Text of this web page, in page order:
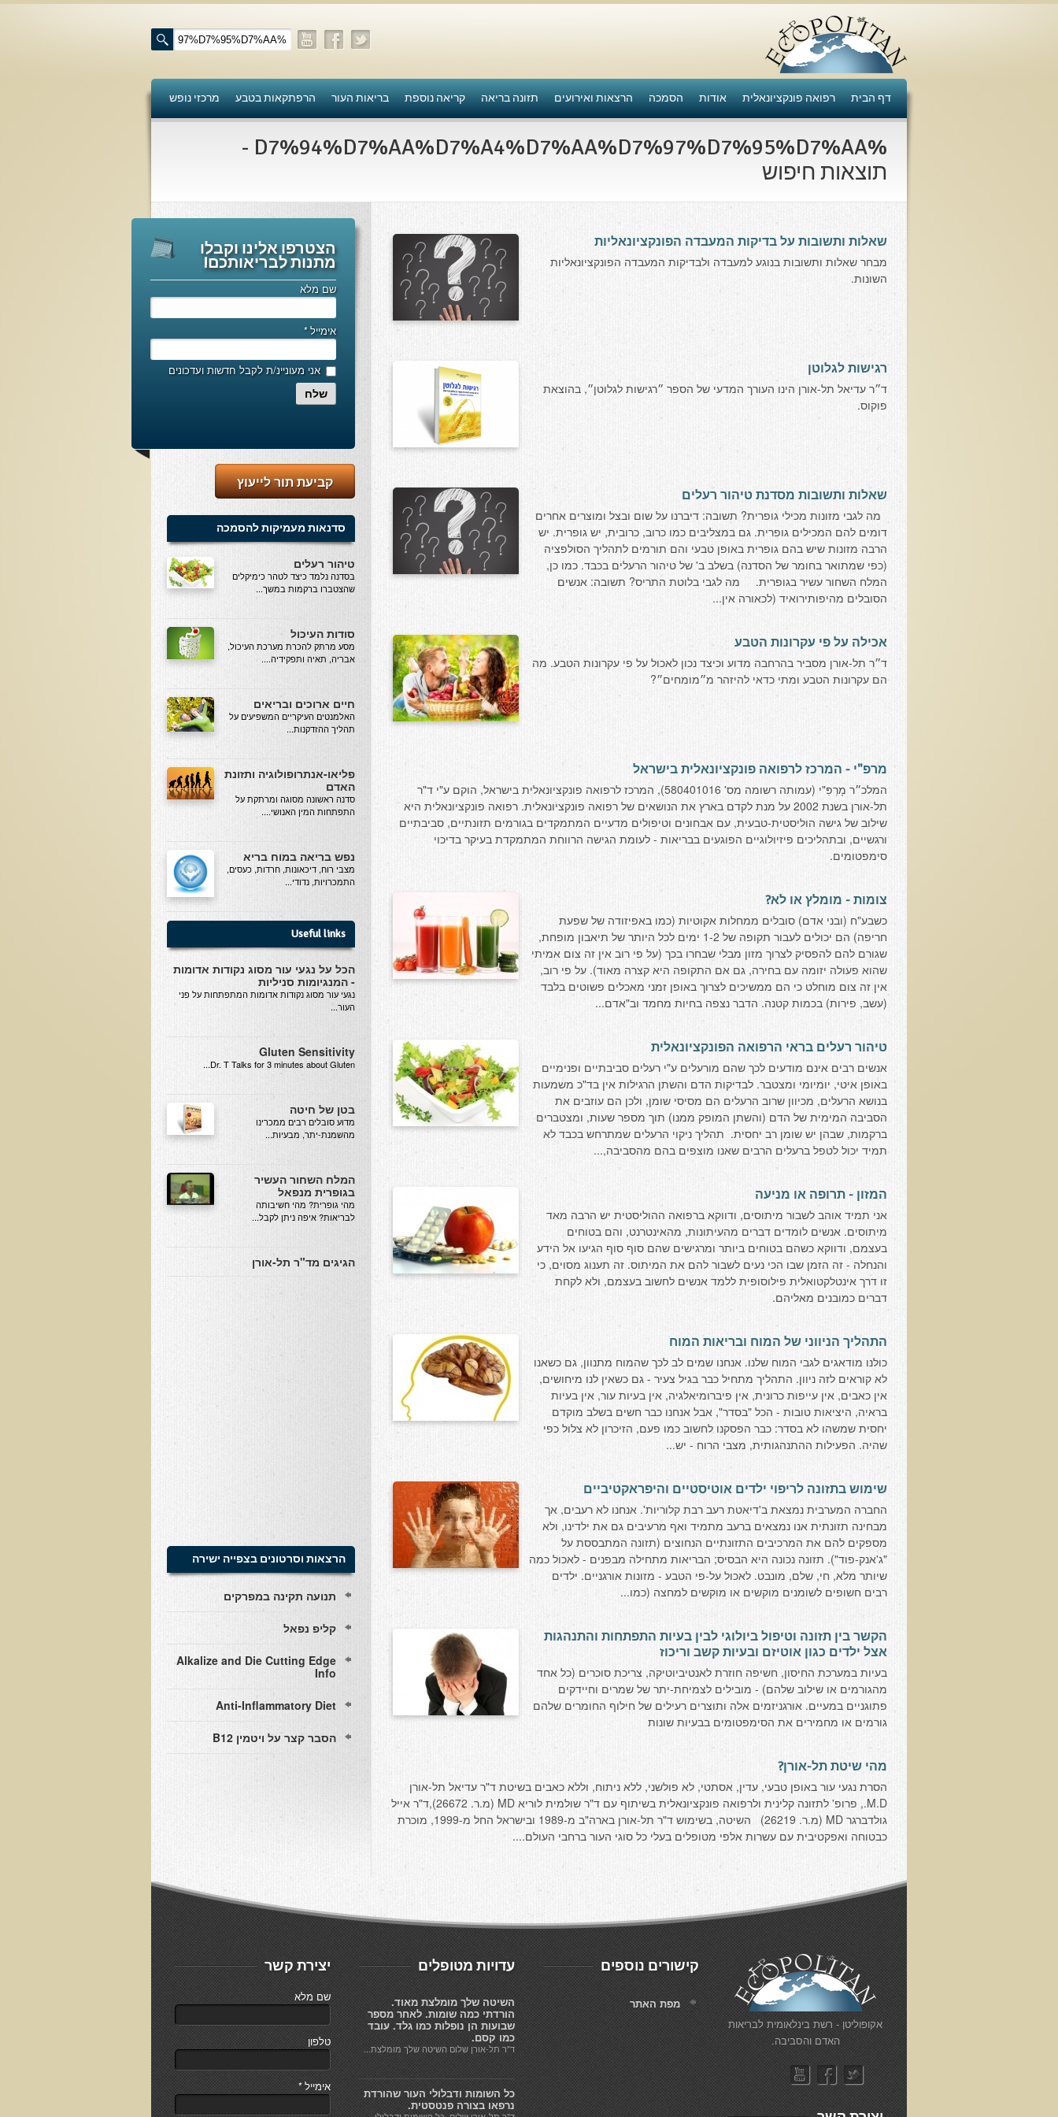
דף הבית רפואה פונקציונאלית אודות הסמכה הרצאות ואירועים תזונה בריאה קריאה נוספת בריאות העור הרפתקאות בטבע מרכזי נופש
%D7%94%D7%AA%D7%A4%D7%AA%D7%97%D7%95%D7%AA -
תוצאות חיפוש
שאלות ותשובות על בדיקות המעבדה הפונקציונאליות
מבחר שאלות ותשובות בנוגע למעבדה ולבדיקות המעבדה הפונקציונאליות
השונות.
רגישות לגלוטן
ד״ר עדיאל תל-אורן הינו העורך המדעי של הספר ״רגישות לגלוטן״, בהוצאת
פוקוס.
שאלות ותשובות מסדנת טיהור רעלים
מה לגבי מזונות מכילי גופרית? תשובה: דיברנו על שום ובצל ומוצרים אחרים
דומים להם המכילים גופרית. גם במצליבים כמו כרוב, כרובית, יש גופרית. יש
הרבה מזונות שיש בהם גופרית באופן טבעי והם תורמים לתהליך הסולפציה
(כפי שמתואר בחומר של הסדנה) בשלב ב' של טיהור הרעלים בכבד. כמו כן,
המלח השחור עשיר בגופרית. מה לגבי בלוטת התריס? תשובה: אנשים
הסובלים מהיפותירואיד (לכאורה אין...
אכילה על פי עקרונות הטבע
ד״ר תל-אורן מסביר בהרחבה מדוע וכיצד נכון לאכול על פי עקרונות הטבע. מה
הם עקרונות הטבע ומתי כדאי להיזהר מ״מומחים״?
מרפ"י - המרכז לרפואה פונקציונאלית בישראל
המלכ״ר מָרְפִּ"י (עמותה רשומה מס' 580401016), המרכז לרפואה פונקציונאלית בישראל, הוקם ע"י ד"ר
תל-אורן בשנת 2002 על מנת לקדם בארץ את הנושאים של רפואה פונקציונאלית. רפואה פונקציונאלית היא
שילוב של גישה הוליסטית-טבעית, עם אבחונים וטיפולים מדעיים המתמקדים בגורמים תזונתיים, סביבתיים
ורגשיים, ובתהליכים פיזיולוגיים הפוגעים בבריאות - לעומת הגישה הרווחת המתמקדת בעיקר בדיכוי
סימפטומים.
צומות - מומלץ או לא?
כשבע"ח (ובני אדם) סובלים ממחלות אקוטיות (כמו באפיזודה של שפעת
חריפה) הם יכולים לעבור תקופה של 1-2 ימים לכל היותר של תיאבון מופחת,
שגורם להם להפסיק לצרוך מזון מבלי שבחרו בכך (על פי רוב אין זה צום אמיתי
שהוא פעולה יזומה עם בחירה, גם אם התקופה היא קצרה מאוד). על פי רוב,
אין זה צום מוחלט כי הם ממשיכים לצרוך באופן זמני מאכלים פשוטים בלבד
(עשב, פירות) בכמות קטנה. הדבר נצפה בחיות מחמד וב"אדם...
טיהור רעלים בראי הרפואה הפונקציונאלית
אנשים רבים אינם מודעים לכך שהם מורעלים ע"י רעלים סביבתיים ופנימיים
באופן איטי, יומיומי ומצטבר. לבדיקות הדם והשתן הרגילות אין בד"כ משמעות
בנושא הרעלים, מכיוון שרוב הרעלים הם מסיסי שומן, ולכן הם עוזבים את
הסביבה המימית של הדם (והשתן המופק ממנו) תוך מספר שעות, ומצטברים
ברקמות, שבהן יש שומן רב יחסית. תהליך ניקוי הרעלים שמתרחש בכבד לא
תמיד יכול לטפל ברעלים הרבים שאנו מוצפים בהם מהסביבה,...
המזון - תרופה או מניעה
אני תמיד אוהב לשבור מיתוסים, ודווקא ברפואה ההוליסטית יש הרבה מאד
מיתוסים. אנשים לומדים דברים מהעיתונות, מהאינטרנט, והם בטוחים
בעצמם, ודווקא כשהם בטוחים ביותר ומרגישים שהם סוף סוף הגיעו אל הידע
והנחלה - זה הזמן שבו הכי נעים לשבור להם את המיתוס. זה תענוג מסוים, כי
זו דרך אינטלקטואלית פילוסופית ללמד אנשים לחשוב בעצמם, ולא לקחת
דברים כמובנים מאליהם.
התהליך הניווני של המוח ובריאות המוח
כולנו מודאגים לגבי המוח שלנו. אנחנו שמים לב לכך שהמוח מתנוון, גם כשאנו
לא קוראים לזה ניוון. התהליך מתחיל כבר בגיל צעיר - גם כשאין לנו מיחושים,
אין כאבים, אין עייפות כרונית, אין פיברומיאלגיה, אין בעיות עור, אין בעיות
בראיה, היציאות טובות - הכל "בסדר", אבל אנחנו כבר חשים בשלב מוקדם
יחסית שמשהו לא בסדר: כבר הפסקנו לחשוב כמו פעם, הזיכרון לא צלול כפי
שהיה. הפעילות ההתנהגותית, מצבי הרוח - יש...
שימוש בתזונה לריפוי ילדים אוטיסטיים והיפראקטיביים
החברה המערבית נמצאת ב'דיאטת רעב רבת קלוריות'. אנחנו לא רעבים, אך
מבחינה תזונתית אנו נמצאים ברעב מתמיד ואף מרעיבים גם את ילדינו, ולא
מספקים להם את המרכיבים התזונתיים הנחוצים (תזונה המתבססת על
"ג'אנק-פוד"). תזונה נכונה היא הבסיס; הבריאות מתחילה מבפנים - לאכול כמה
שיותר מלא, חי, שלם, מונבט. לאכול על-פי הטבע - מזונות אורגניים. ילדים
רבים חשופים לשומנים מוקשים או מוקשים למחצה (כמו...
הקשר בין תזונה וטיפול ביולוגי לבין בעיות התפתחות והתנהגות
אצל ילדים כגון אוטיזם ובעיות קשב וריכוז
בעיות במערכת החיסון, חשיפה חוזרת לאנטיביוטיקה, צריכת סוכרים (כל אחד
מהגורמים או שילוב שלהם) - מובילים לצמיחת-יתר של שמרים וחיידקים
פתוגניים במעיים. אורגניזמים אלה ותוצרים רעילים של חילוף החומרים שלהם
גורמים או מחמירים את הסימפטומים בבעיות שונות
מהי שיטת תל-אורן?
הסרת נגעי עור באופן טבעי, עדין, אסתטי, לא פולשני, ללא ניתוח, וללא כאבים בשיטת ד"ר עדיאל תל-אורן
M.D., פרופ' לתזונה קלינית ולרפואה פונקציונאלית בשיתוף עם ד"ר שולמית לוריא MD (מ.ר. 26672),ד"ר אייל
גולדברגר MD (מ.ר. 26219) השיטה, בשימוש ד"ר תל-אורן בארה"ב מ-1989 ובישראל החל מ-1999, מוכרת
כבטוחה ואפקטיבית עם עשרות אלפי מטופלים בעלי כל סוגי העור ברחבי העולם....
הצטרפו אלינו וקבלו
מתנות לבריאותכם!
שם מלא
אימייל*
אני מעוניינ/ת לקבל חדשות ועדכונים
שלח
קביעת תור לייעוץ
סדנאות מעמיקות להסמכה
טיהור רעלים
בסדנה נלמד כיצד לטהר כימיקלים
שהצטברו ברקמות במשך...
סודות העיכול
מסע מרתק להכרת מערכת העיכול,
אבריה, תאיה ותפקידיה....
חיים ארוכים ובריאים
האלמנטים העיקריים המשפיעים על
תהליך ההזדקנות...
פליאו-אנתרופולוגיה ותזונת
האדם
סדנה ראשונה מסוגה ומרתקת על
התפתחות המין האנושי....
נפש בריאה במוח בריא
מצבי רוח, דיכאונות, חרדות, כעסים,
התמכרויות, נדודי...
Useful links
הכל על נגעי עור מסוג נקודות אדומות
- המנגיומות סניליות
נגעי עור מסוג נקודות אדומות המתפתחות על פני
העור...
Gluten Sensitivity
Dr. T Talks for 3 minutes about Gluten...
בטן של חיטה
​מדוע סובלים רבים ממכרינו
מהשמנת-יתר, מבעיות...
המלח השחור העשיר
בגופרית מנפאל
מהי גופרית? מהי חשיבותה
לבריאות? איפה ניתן לקבל...
הגיגים מד"ר תל-אורן
הרצאות וסרטונים בצפייה ישירה
תנועה תקינה במפרקים
קליפ נפאל
Alkalize and Die Cutting Edge
Info
Anti-Inflammatory Diet
הסבר קצר על ויטמין B12
​אקופוליטן - רשת בינלאומית לבריאות
האדם והסביבה.
קישורים נוספים
מפת האתר
עדויות מטופלים
השיטה שלך מומלצת מאוד.
הורדתי כמה שומות. לאחר מספר
שבועות הן נופלות כמו גלד. עובד
כמו קסם.
ד"ר תל-אורן שלום השיטה שלך מומלצת...
כל השומות ודבלולי העור שהורדת
נרפאו בצורה פנטסטית.
יצירת קשר
שם מלא
טלפון
אימייל*